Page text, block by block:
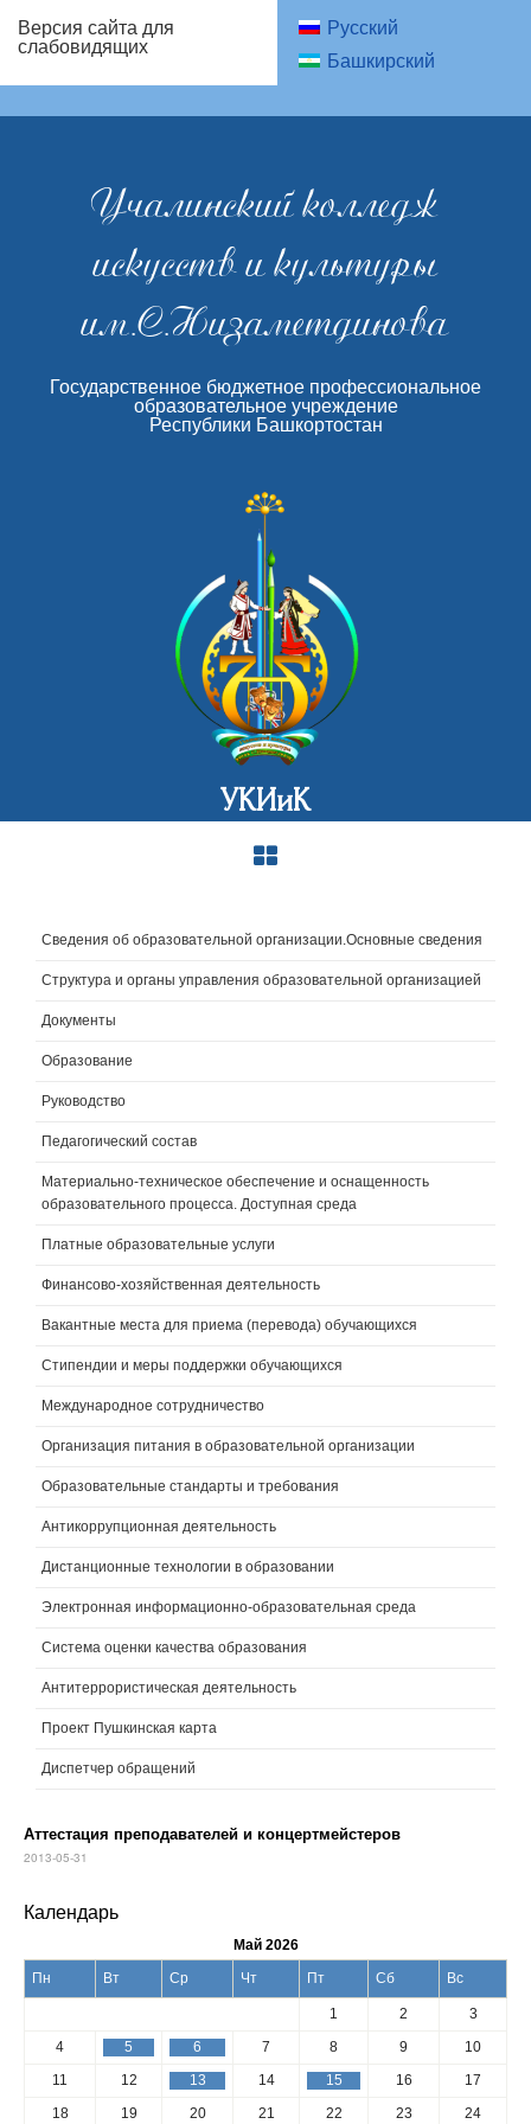
Версия сайта для
слабовидящих
Русский
Башкирский
Учалинский колледж
искусств и культуры
им.С.Низаметдинова
Государственное бюджетное профессиональное
образовательное учреждение
Республики Башкортостан
УКИиК
Сведения об образовательной организации.Основные сведения
Структура и органы управления образовательной организацией
Документы
Образование
Руководство
Педагогический состав
Материально-техническое обеспечение и оснащенность
образовательного процесса. Доступная среда
Платные образовательные услуги
Финансово-хозяйственная деятельность
Вакантные места для приема (перевода) обучающихся
Стипендии и меры поддержки обучающихся
Международное сотрудничество
Организация питания в образовательной организации
Образовательные стандарты и требования
Антикоррупционная деятельность
Дистанционные технологии в образовании
Электронная информационно-образовательная среда
Система оценки качества образования
Антитеррористическая деятельность
Проект Пушкинская карта
Диспетчер обращений
Аттестация преподавателей и концертмейстеров
2013-05-31
Календарь
Май 2026
Пн
Вт Ср Чт Пт Сб Вс
1 2
3
4
5 6 7 8 9
10
11
12 13 14 15 16
17
18
19 20 21 22 23 24